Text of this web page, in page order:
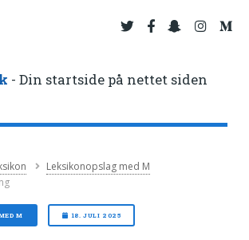
- Din startside på nettet siden
Leksikonopslag med M
M 18. JULI 2025